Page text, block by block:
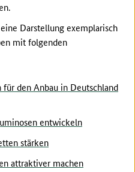
Darstellung exemplarisch
mit folgenden
den Anbau in Deutschland
entwickeln
stärken
attraktiver machen